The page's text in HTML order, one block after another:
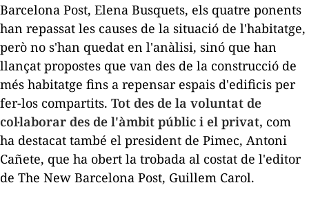
Barcelona Post, Elena Busquets, els quatre ponents
han repassat les causes de la situació de l'habitatge,
però no s'han quedat en l'anàlisi, sinó que han
llançat propostes que van des de la construcció de
més habitatge fins a repensar espais d'edificis per
fer-los compartits. Tot des de la voluntat de
col·laborar des de l'àmbit públic i el privat, com
ha destacat també el president de Pimec, Antoni
Cañete, que ha obert la trobada al costat de l'editor
de The New Barcelona Post, Guillem Carol.